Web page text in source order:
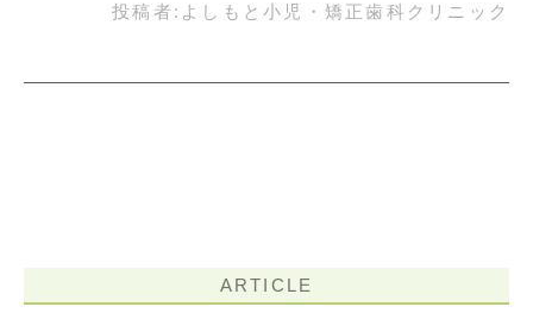
投稿者: よしもと小児・矯正歯科クリニック
ARTICLE